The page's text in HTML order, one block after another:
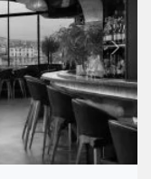
Suivant